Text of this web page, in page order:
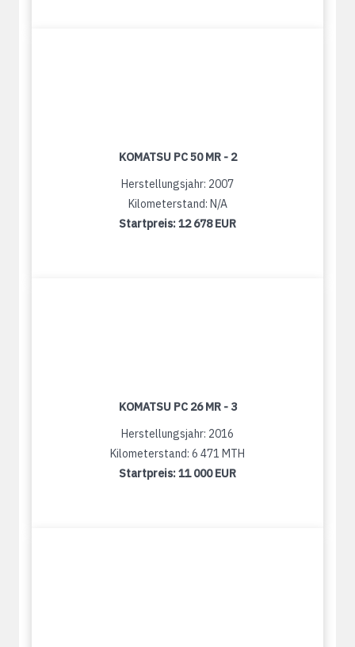
KOMATSU PC 50 MR - 2
Herstellungsjahr: 2007
Kilometerstand: N/A
Startpreis:12 678 EUR
KOMATSU PC 26 MR - 3
Herstellungsjahr: 2016
Kilometerstand: 6 471 MTH
Startpreis:11 000 EUR